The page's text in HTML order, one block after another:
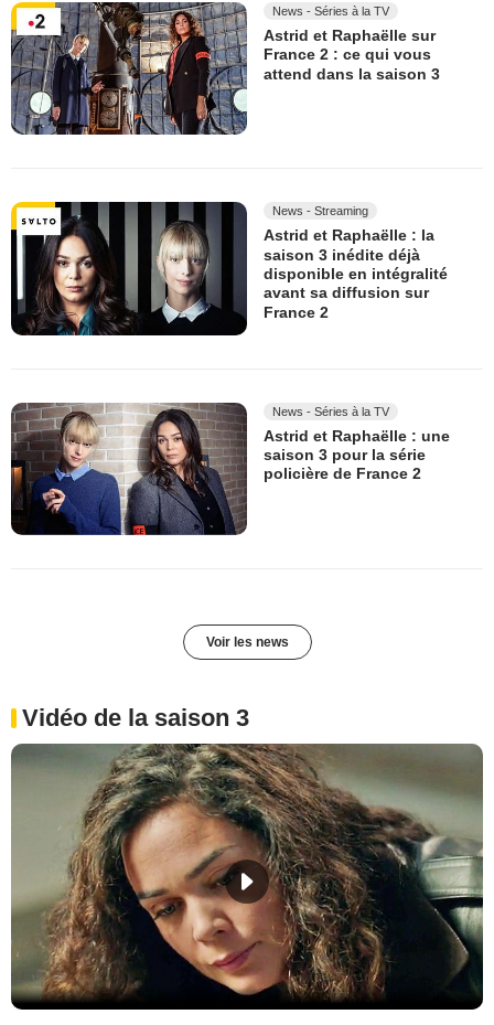
News - Séries à la TV
Astrid et Raphaëlle sur
France 2 : ce qui vous
attend dans la saison 3
News - Streaming
Astrid et Raphaëlle : la
saison 3 inédite déjà
disponible en intégralité
avant sa diffusion sur
France 2
News - Séries à la TV
Astrid et Raphaëlle : une
saison 3 pour la série
policière de France 2
Voir les news
Vidéo de la saison 3